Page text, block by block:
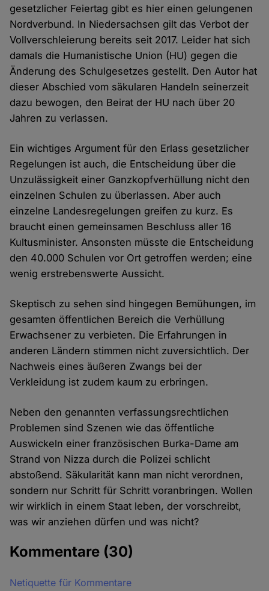
gesetzlicher Feiertag gibt es hier einen gelungenen
Nordverbund. In Niedersachsen gilt das Verbot der
Vollverschleierung bereits seit 2017. Leider hat sich
damals die Humanistische Union (HU) gegen die
Änderung des Schulgesetzes gestellt. Den Autor hat
dieser Abschied vom säkularen Handeln seinerzeit
dazu bewogen, den Beirat der HU nach über 20
Jahren zu verlassen.
Ein wichtiges Argument für den Erlass gesetzlicher
Regelungen ist auch, die Entscheidung über die
Unzulässigkeit einer Ganzkopfverhüllung nicht den
einzelnen Schulen zu überlassen. Aber auch
einzelne Landesregelungen greifen zu kurz. Es
braucht einen gemeinsamen Beschluss aller 16
Kultusminister. Ansonsten müsste die Entscheidung
den 40.000 Schulen vor Ort getroffen werden; eine
wenig erstrebenswerte Aussicht.
Skeptisch zu sehen sind hingegen Bemühungen, im
gesamten öffentlichen Bereich die Verhüllung
Erwachsener zu verbieten. Die Erfahrungen in
anderen Ländern stimmen nicht zuversichtlich. Der
Nachweis eines äußeren Zwangs bei der
Verkleidung ist zudem kaum zu erbringen.
Neben den genannten verfassungsrechtlichen
Problemen sind Szenen wie das öffentliche
Auswickeln einer französischen Burka-Dame am
Strand von Nizza durch die Polizei schlicht
abstoßend. Säkularität kann man nicht verordnen,
sondern nur Schritt für Schritt voranbringen. Wollen
wir wirklich in einem Staat leben, der vorschreibt,
was wir anziehen dürfen und was nicht?
Kommentare (30)
Netiquette für Kommentare